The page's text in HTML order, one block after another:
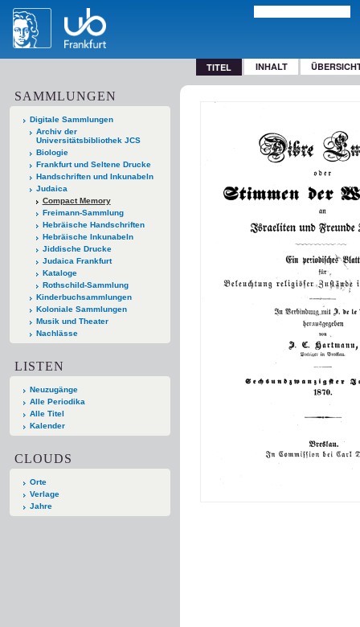
TITEL INHALT
SAMMLUNGEN
Digitale Sammlungen
Archiv der
Universitätsbibliothek JCS
Biologie
Frankfurt und Seltene Drucke
Handschriften und Inkunabeln
Judaica
Compact Memory
Freimann-Sammlung
Hebräische Handschriften
Hebräische Inkunabeln
Jiddische Drucke
Judaica Frankfurt
Kataloge
Rothschild-Sammlung
Kinderbuchsammlungen
Koloniale Sammlungen
Musik und Theater
Nachlässe
LISTEN
Neuzugänge
Alle Periodika
Alle Titel
Kalender
CLOUDS
Orte
Verlage
Jahre